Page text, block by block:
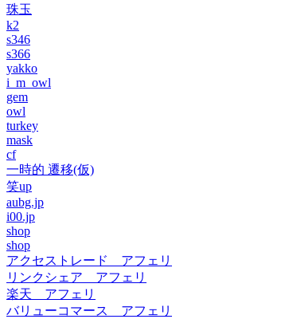
珠玉
k2
s346
s366
yakko
i_m_owl
gem
owl
turkey
mask
cf
一時的 遷移(仮)
笑up
aubg.jp
i00.jp
shop
shop
アクセストレード アフェリ
リンクシェア アフェリ
楽天 アフェリ
バリューコマース アフェリ